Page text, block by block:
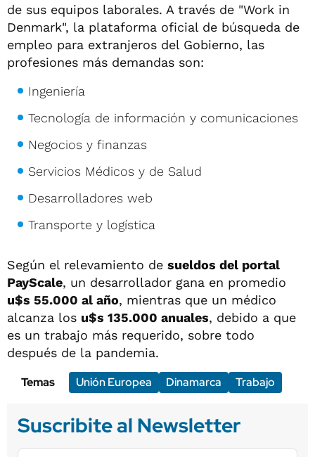
de sus equipos laborales. A través de "Work in
Denmark", la plataforma oficial de búsqueda de
empleo para extranjeros del Gobierno, las
profesiones más demandas son:
Ingeniería
Tecnología de información y comunicaciones
Negocios y finanzas
Servicios Médicos y de Salud
Desarrolladores web
Transporte y logística
Según el relevamiento de sueldos del portal
PayScale, un desarrollador gana en promedio
u$s 55.000 al año, mientras que un médico
alcanza los u$s 135.000 anuales, debido a que
es un trabajo más requerido, sobre todo
después de la pandemia.
Temas
Unión Europea Dinamarca Trabajo
Suscribite al Newsletter